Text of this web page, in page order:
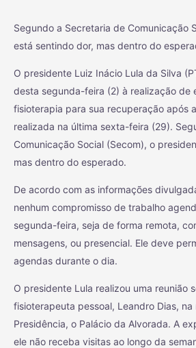
Segundo a Secretaria de Comunicação
está sentindo dor, mas dentro do
O presidente Luiz Inácio Lula da Silva
desta segunda-feira (2) à realização de
fisioterapia para sua recuperação após
realizada na última sexta-feira (29).
Comunicação Social (Secom), o
mas dentro do esperado.
De acordo com as informações
nenhum compromisso de trabalho
segunda-feira, seja de forma remota,
mensagens, ou presencial. Ele deve
agendas durante o dia.
O presidente Lula realizou uma reunião
fisioterapeuta pessoal, Leandro Dias,
Presidência, o Palácio da Alvorada. A
ele não receba visitas ao longo da